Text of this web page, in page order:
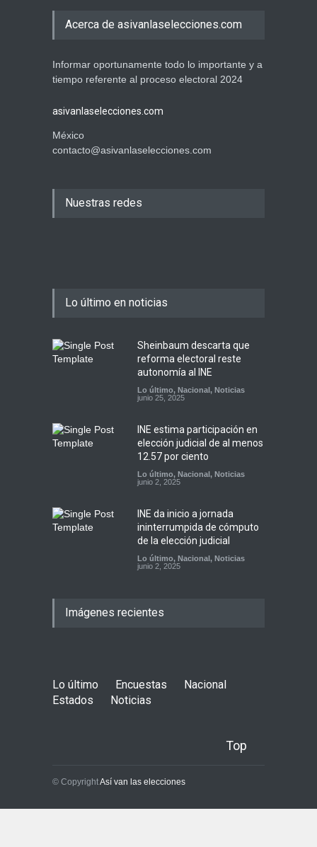
Acerca de asivanlaselecciones.com
Informar oportunamente todo lo importante y a
tiempo referente al proceso electoral 2024
asivanlaselecciones.com
México
contacto@asivanlaselecciones.com
Nuestras redes
Lo último en noticias
Sheinbaum descarta que
reforma electoral reste
autonomía al INE
Lo último, Nacional, Noticias
junio 25, 2025
INE estima participación en
elección judicial de al menos
12.57 por ciento
Lo último, Nacional, Noticias
junio 2, 2025
INE da inicio a jornada
ininterrumpida de cómputo
de la elección judicial
Lo último, Nacional, Noticias
junio 2, 2025
Imágenes recientes
Lo último Encuestas
Nacional
Estados
Noticias
Top
© CopyrightAsí van las elecciones